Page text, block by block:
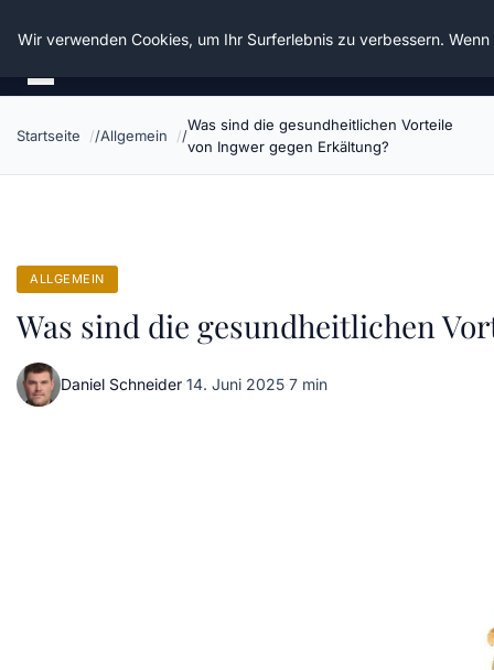
Die Schnitter
Startseite Allgemein
Was sind die gesundheitlichen Vorteile
von Ingwer gegen Erkältung?
ALLGEMEIN
Was sind die gesundheitlichen
Daniel Schneider·14. Juni 2025·7 min
Wir verwenden Cookies, um Ihr Surferlebnis zu verbessern.